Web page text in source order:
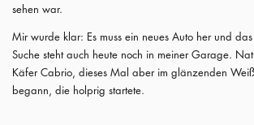
sehen war.
Mir wurde klar: Es muss ein neues Auto her und
Suche steht auch heute noch in meiner Garage.
Käfer Cabrio, dieses Mal aber im glänzenden
begann, die holprig startete.